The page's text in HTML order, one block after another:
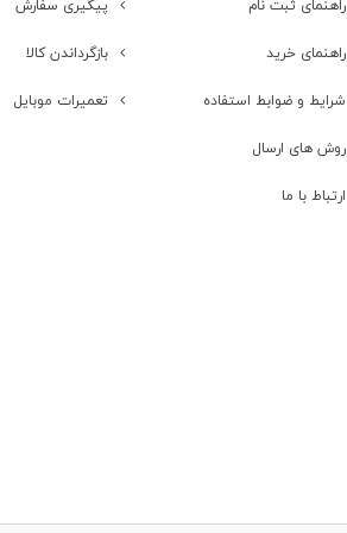
راهنمای ثبت نام
راهنمای خرید
شرایط و ضوابط استفاده
روش های ارسال
ارتباط با ما
پیگیری سفارش
بازگرداندن کالا
تعمیرات موبایل